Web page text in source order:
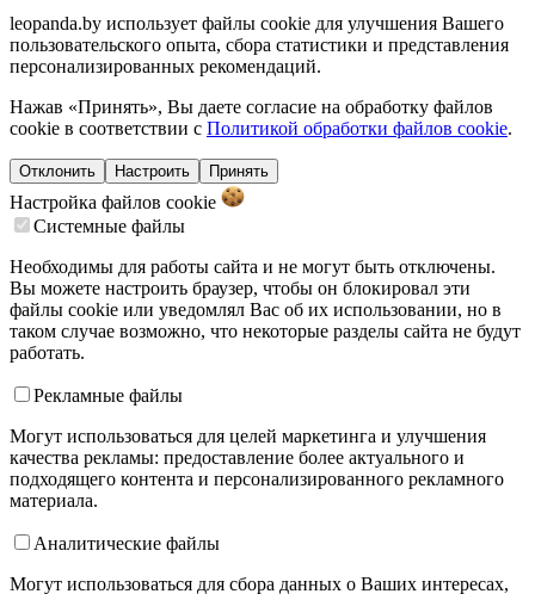
leopanda.by использует файлы cookie для улучшения Вашего
пользовательского опыта, сбора статистики и представления
персонализированных рекомендаций.
Нажав «Принять», Вы даете согласие на обработку файлов
cookie в соответствии с Политикой обработки файлов cookie.
Отклонить Настроить Принять
Настройка файлов cookie
Системные файлы
Необходимы для работы сайта и не могут быть отключены.
Вы можете настроить браузер, чтобы он блокировал эти
файлы cookie или уведомлял Вас об их использовании, но в
таком случае возможно, что некоторые разделы сайта не будут
работать.
Рекламные файлы
Могут использоваться для целей маркетинга и улучшения
качества рекламы: предоставление более актуального и
подходящего контента и персонализированного рекламного
материала.
Аналитические файлы
Могут использоваться для сбора данных о Ваших интересах,